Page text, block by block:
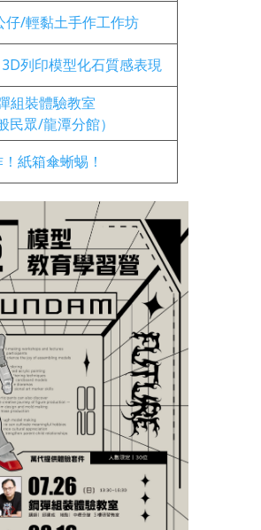
仔/輕黏土手作工作坊
列印模型化石質感表現
組裝體驗教室
民眾/龍潭分館）
紙箱傘蜥蜴！